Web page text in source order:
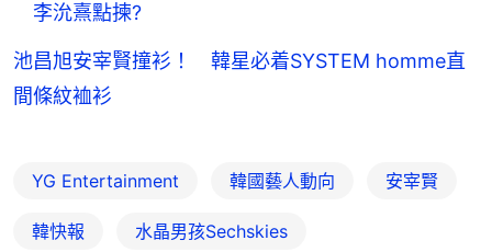
李沇熹點揀?
池昌旭安宰賢撞衫！ 韓星必着SYSTEM homme直
間條紋裇衫
YG Entertainment 韓國藝人動向 安宰賢
韓快報 水晶男孩Sechskies